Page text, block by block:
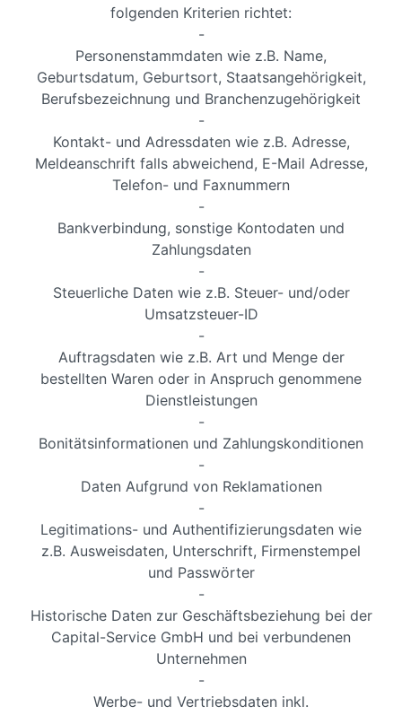
folgenden Kriterien richtet:
-
Personenstammdaten wie z.B. Name,
Geburtsdatum, Geburtsort, Staatsangehörigkeit,
Berufsbezeichnung und Branchenzugehörigkeit
-
Kontakt- und Adressdaten wie z.B. Adresse,
Meldeanschrift falls abweichend, E-Mail Adresse,
Telefon- und Faxnummern
-
Bankverbindung, sonstige Kontodaten und
Zahlungsdaten
-
Steuerliche Daten wie z.B. Steuer- und/oder
Umsatzsteuer-ID
-
Auftragsdaten wie z.B. Art und Menge der
bestellten Waren oder in Anspruch genommene
Dienstleistungen
-
Bonitätsinformationen und Zahlungskonditionen
-
Daten Aufgrund von Reklamationen
-
Legitimations- und Authentifizierungsdaten wie
z.B. Ausweisdaten, Unterschrift, Firmenstempel
und Passwörter
-
Historische Daten zur Geschäftsbeziehung bei der
Capital-Service GmbH und bei verbundenen
Unternehmen
-
Werbe- und Vertriebsdaten inkl.